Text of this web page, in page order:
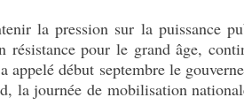
la pression sur la puissance
pour le grand âge,
début septembre le
la journée de mobilisation